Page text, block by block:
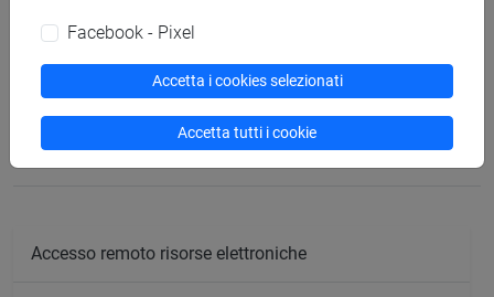
della storia
e cultura
giapponese
dall'epoca
Meji ad oggi
Accesso remoto risorse elettroniche
Facebook - Pixel
Accetta i cookies selezionati
Accetta tutti i cookie